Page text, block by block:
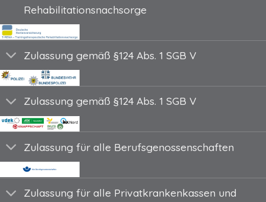
Rehabilitationsnachsorge
Zulassung gemäß §124 Abs. 1 SGB V
Zulassung gemäß §124 Abs. 1 SGB V
Zulassung für alle Berufsgenossenschaften
Zulassung für alle Privatkrankenkassen und